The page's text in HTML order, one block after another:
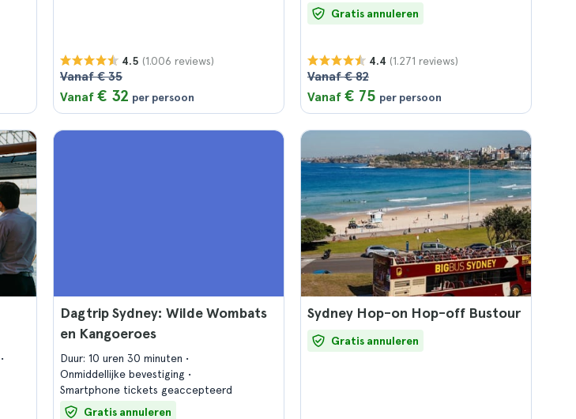
4.5 (1.006 reviews)
Vanaf € 35
Vanaf € 32 per persoon
Gratis annuleren
4.4 (1.271 reviews)
Vanaf € 82
Vanaf € 75 per persoon
Dagtrip Sydney: Wilde Wombats
en Kangoeroes
Duur: 10 uren 30 minuten
Onmiddellijke bevestiging
Smartphone tickets geaccepteerd
Gratis annuleren
Sydney Hop-on Hop-off Bustour
Gratis annuleren